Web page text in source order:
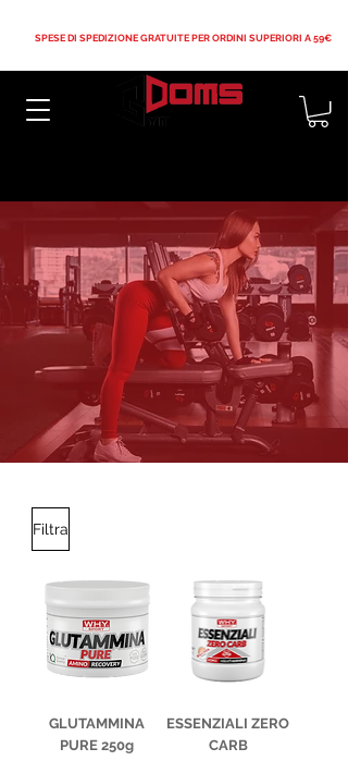
SPESE DI SPEDIZIONE GRATUITE PER ORDINI SUPERIORI A 59€
Filtra
GLUTAMMINA
PURE 250g
ESSENZIALI ZERO
CARB